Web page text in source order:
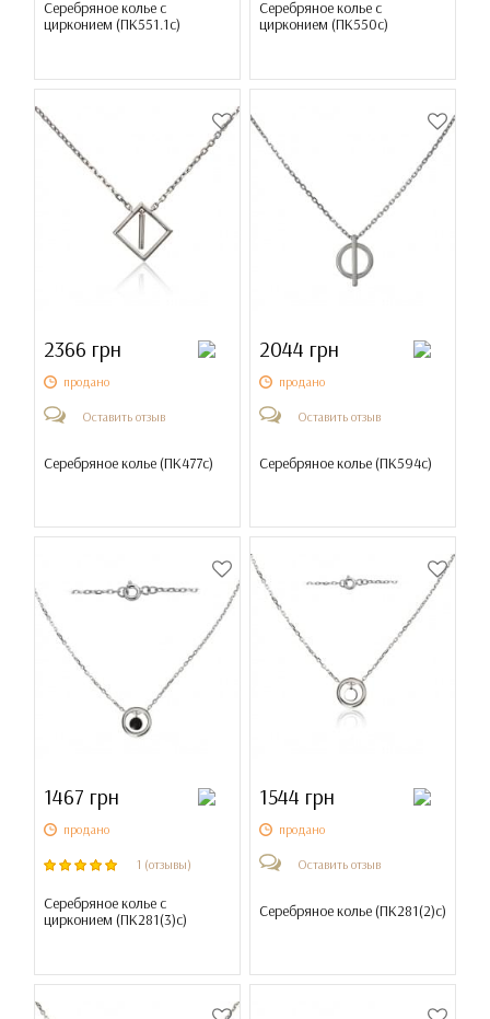
Серебряное колье с
цирконием (ПК551.1с)
Серебряное колье с
цирконием (ПК550с)
2366 грн
продано
Оставить отзыв
Серебряное колье (ПК477с)
2044 грн
продано
Оставить отзыв
Серебряное колье (ПК594с)
1467 грн
продано
1 (отзывы)
Серебряное колье с
цирконием (ПК281(3)с)
1544 грн
продано
Оставить отзыв
Серебряное колье (ПК281(2)с)